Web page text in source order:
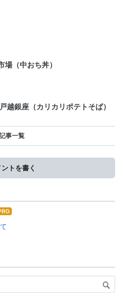
（中おち丼）
越銀座（カリカリポテトそば）
事一覧
ントを書く
て
グ